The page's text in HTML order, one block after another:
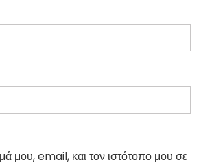
μου, email, και τον ιστότοπο μου σε